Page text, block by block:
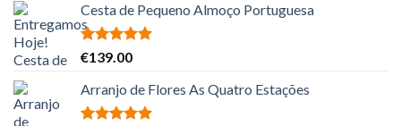
Cesta de Pequeno Almoço Portuguesa
Avaliação
€139.00
Arranjo de Flores As Quatro Estações